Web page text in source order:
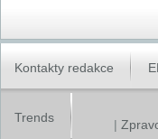
Kontakty redakce
Trends |